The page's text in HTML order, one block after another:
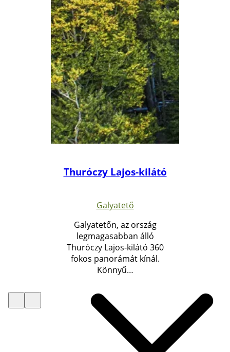
Thuróczy Lajos-kilátó
Galyatető
Galyatetőn, az ország
legmagasabban álló
Thuróczy Lajos-kilátó 360
fokos panorámát kínál.
Könnyű…